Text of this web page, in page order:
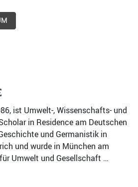
ist Umwelt-, Wissenschafts- und
in Residence am Deutschen
und Germanistik in
und wurde in München am
Umwelt und Gesellschaft …